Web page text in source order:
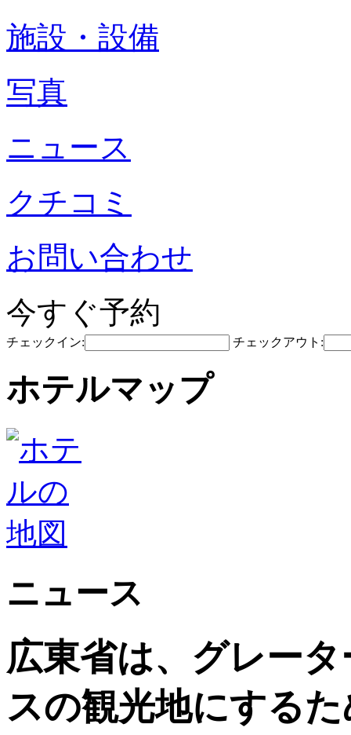
施設・設備
写真
ニュース
クチコミ
お問い合わせ
今すぐ予約
チェックイン: チェックアウト:
ホテルマップ
ニュース
広東省は、グレー
スの観光地にする